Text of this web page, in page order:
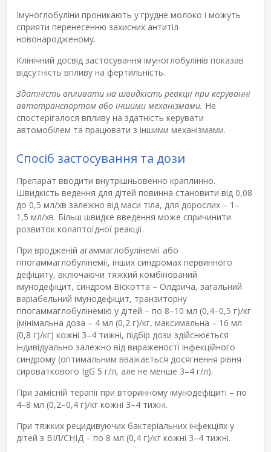
Імуноглобуліни проникають у грудне молоко і можуть
сприяти перенесенню захисних антитіл
новонародженому.
Клінічний досвід застосування імуноглобулінів показав
відсутність впливу на фертильність.
Здатність впливати на швидкість реакції при керуванні
автотранспортом або іншими механізмами. Не
спостерігалося впливу на здатність керувати
автомобілем та працювати з іншими механізмами.
Спосіб застосування та дози
Препарат вводити внутрішньовенно краплинно.
Швидкість ведення для дітей повинна становити від 0,08
до 0,5 мл/хв залежно від маси тіла, для дорослих – 1–
1,5 мл/хв. Більш швидке введення може спричинити
розвиток колаптоїдної реакції.
При вродженій агаммаглобулінемії або
гіпогаммаглобулінемії, інших синдромах первинного
дефіциту, включаючи тяжкий комбінований
імунодефіцит, синдром Віскотта – Олдрича, загальний
варіабельний імунодефіцит, транзиторну
гіпогаммаглобулінемію у дітей – по 8–10 мл (0,4–0,5 г)/кг
(мінімальна доза – 4 мл (0,2 г)/кг, максимальна – 16 мл
(0,8 г)/кг) кожні 3–4 тижні, підбір дози здійснюється
індивідуально залежно від вираженості інфекційного
синдрому (оптимальним вважається досягнення рівня
сироваткового IgG 5 г/л, але не менше 3–4 г/л).
При замісній терапії при вторинному імунодефіциті – по
4–8 мл (0,2–0,4 г)/кг кожні 3–4 тижні.
При тяжких рецидивуючих бактеріальних інфекціях у
дітей з ВІЛ/СНІД – по 8 мл (0,4 г)/кг кожні 3–4 тижні.